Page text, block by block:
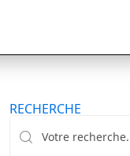
RECHERCHE